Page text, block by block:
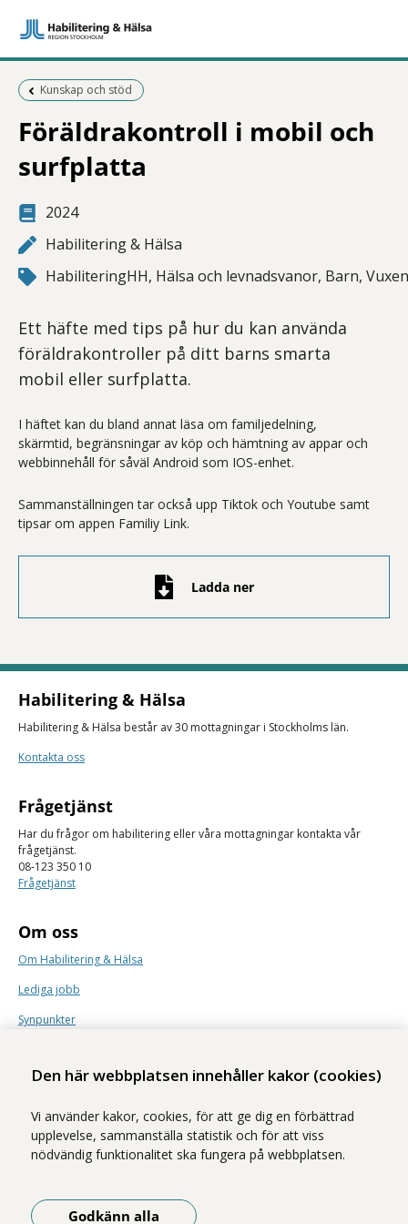
Den här webbplatsen innehåller kakor (cookies)
Vi använder kakor, cookies, för att ge dig en förbättrad
upplevelse, sammanställa statistik och för att viss
nödvändig funktionalitet ska fungera på webbplatsen.
Godkänn alla
Föregående sida:
Kunskap och stöd
Föräldrakontroll i mobil och
surfplatta
2024
Habilitering & Hälsa
HabiliteringHH, Hälsa och levnadsvanor, Barn,
Ett häfte med tips på hur du kan använda
föräldrakontroller på ditt barns smarta
mobil eller surfplatta.
I häftet kan du bland annat läsa om familjedelning,
skärmtid, begränsningar av köp och hämtning av appar och
webbinnehåll för såväl Android som IOS-enhet.
Sammanställningen tar också upp Tiktok och Youtube samt
tipsar om appen Familiy Link.
Ladda ner
Habilitering & Hälsa
Habilitering & Hälsa består av 30 mottagningar i Stockholms län.
Kontakta oss
Frågetjänst
Har du frågor om habilitering eller våra mottagningar kontakta vår
frågetjänst.
08-123 350 10
Frågetjänst
Om oss
Om Habilitering & Hälsa
Lediga jobb
Synpunkter
Samtliga bilder på webbplatsen är tagna av fotograf Yanan Li om inget